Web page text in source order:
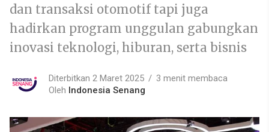
dan transaksi otomotif tapi juga
hadirkan program unggulan gabungkan
inovasi teknologi, hiburan, serta bisnis
Diterbitkan 2 Maret 2025
3 menit membaca
Oleh Indonesia Senang